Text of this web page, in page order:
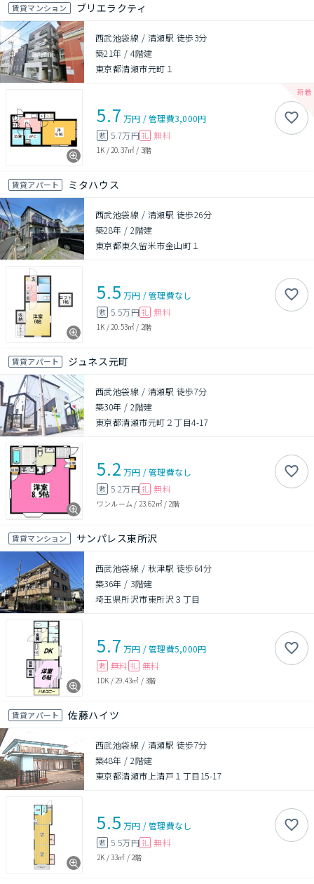
賃貸マンション ブリエラクティ
西武池袋線 / 清瀬駅 徒歩3分
築21年 /4階建
東京都清瀬市元町１
5.7 万円 /管理費3,000円
敷 5.7万円 礼 無料
1K / 20.37㎡ / 3階
賃貸アパート ミタハウス
西武池袋線 / 清瀬駅 徒歩26分
築28年 /2階建
東京都東久留米市金山町１
5.5 万円 /管理費なし
敷 5.5万円 礼 無料
1K / 20.53㎡ / 2階
賃貸アパート ジュネス元町
西武池袋線 / 清瀬駅 徒歩7分
築30年 /2階建
東京都清瀬市元町２丁目4-17
5.2 万円 /管理費なし
敷 5.2万円 礼 無料
ワンルーム / 23.62㎡/ 2階
賃貸マンション サンパレス東所沢
西武池袋線 / 秋津駅 徒歩64分
築36年 / 3階建
埼玉県所沢市東所沢３丁目
5.7 万円 /管理費5,000円
敷 無料 礼 無料
1DK / 29.43㎡ /3階
賃貸アパート 佐藤ハイツ
西武池袋線 / 清瀬駅 徒歩7分
築48年 /2階建
東京都清瀬市上清戸１丁目15-17
5.5 万円 /管理費なし
敷 5.5万円 礼 無料
2K /33㎡ / 2階